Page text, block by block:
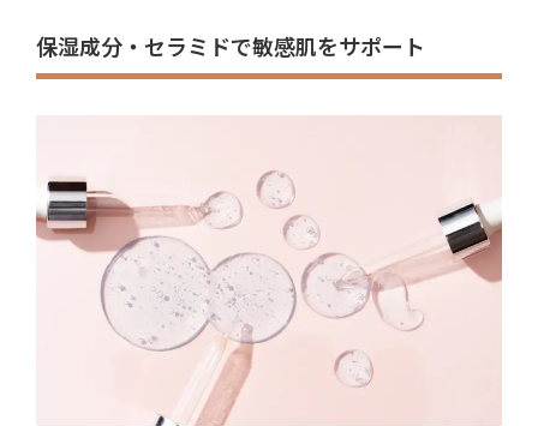
保湿成分・セラミドで敏感肌をサポート